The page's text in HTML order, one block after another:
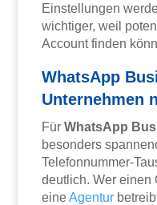
Einstellungen
wichtiger, weil
Account finden
WhatsApp
Unternehmen
FürWhatsApp
besonders
Telefonnummer-
deutlich. Wer einen
eineAgentur